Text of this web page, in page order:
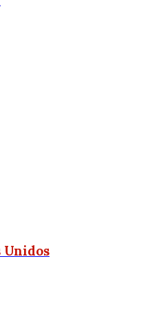
Unidos